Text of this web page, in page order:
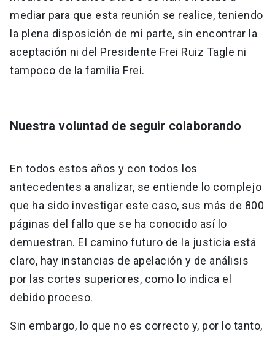
mediar para que esta reunión se realice, teniendo
la plena disposición de mi parte, sin encontrar la
aceptación ni del Presidente Frei Ruiz Tagle ni
tampoco de la familia Frei.
Nuestra voluntad de seguir colaborando
En todos estos años y con todos los
antecedentes a analizar, se entiende lo complejo
que ha sido investigar este caso, sus más de 800
páginas del fallo que se ha conocido así lo
demuestran. El camino futuro de la justicia está
claro, hay instancias de apelación y de análisis
por las cortes superiores, como lo indica el
debido proceso.
Sin embargo, lo que no es correcto y, por lo tanto,